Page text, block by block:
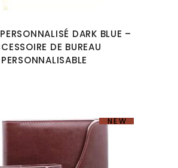
DARK BLUE –
DE BUREAU
PERSONNALISABLE
NEW